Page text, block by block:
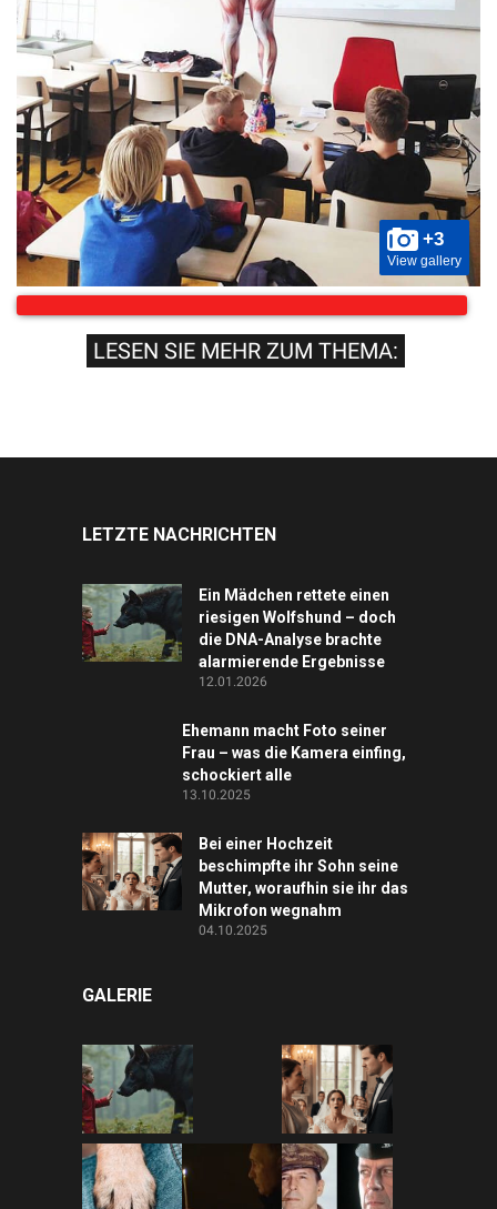
+3
View gallery
LESEN SIE MEHR ZUM THEMA:
LETZTE NACHRICHTEN
Ein Mädchen rettete einen
riesigen Wolfshund – doch
die DNA-Analyse brachte
alarmierende Ergebnisse
12.01.2026
Ehemann macht Foto seiner
Frau – was die Kamera einfing,
schockiert alle
13.10.2025
Bei einer Hochzeit
beschimpfte ihr Sohn seine
Mutter, woraufhin sie ihr das
Mikrofon wegnahm
04.10.2025
GALERIE